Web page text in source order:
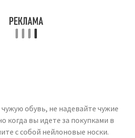
обувь, не надевайте чужие
когда вы идете за покупками в
с собой нейлоновые носки.